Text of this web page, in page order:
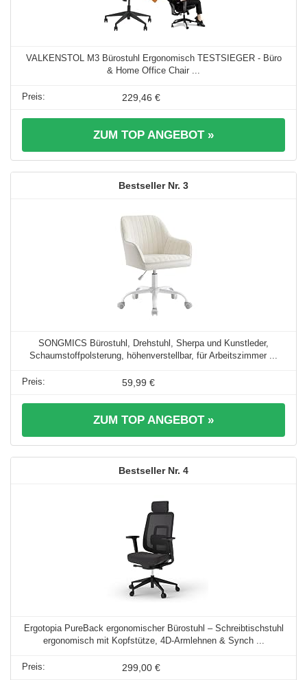
VALKENSTOL M3 Bürostuhl Ergonomisch TESTSIEGER - Büro
& Home Office Chair ...
229,46 €
ZUM TOP ANGEBOT »
3
SONGMICS Bürostuhl, Drehstuhl, Sherpa und Kunstleder,
Schaumstoffpolsterung, höhenverstellbar, für Arbeitszimmer ...
59,99 €
ZUM TOP ANGEBOT »
4
Ergotopia PureBack ergonomischer Bürostuhl – Schreibtischstuhl
ergonomisch mit Kopfstütze, 4D-Armlehnen & Synch ...
299,00 €